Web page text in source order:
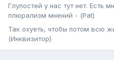
Глупостей у нас тут нет. Есть
плюрализм мнений - (Pat)
Так охуеть, чтобы потом всю
(Инквизитор)